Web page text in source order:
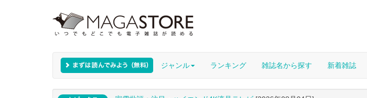
ジャンル ランキング 雑誌名から探す 新着雑誌